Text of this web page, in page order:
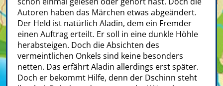
Autoren haben das Märchen etwas abgeändert.
Der Held ist natürlich Aladin, dem ein Fremder
einen Auftrag erteilt. Er soll in eine dunkle Höhle
herabsteigen. Doch die Absichten des
vermeintlichen Onkels sind keine besonders
netten. Das erfährt Aladin allerdings erst später.
Doch er bekommt Hilfe, denn der Dschinn steht